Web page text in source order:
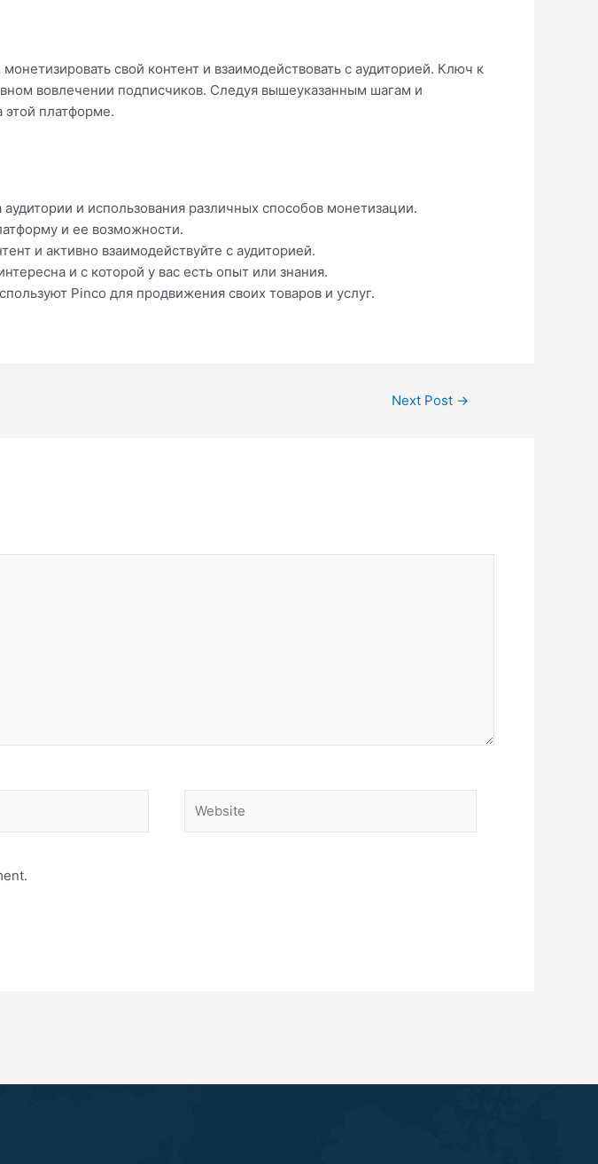
свой контент и взаимодействовать с аудиторией. Ключ к
вовлечении подписчиков. Следуя вышеуказанным шагам и
этой платформе.
аудитории и использования различных способов монетизации.
и ее возможности.
и активно взаимодействуйте с аудиторией.
и с которой у вас есть опыт или знания.
Pinco для продвижения своих товаров и услуг.
Next Post →